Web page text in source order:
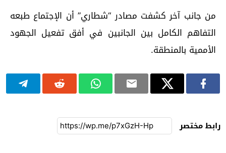
من جانب آخر كشفت مصادر “شطاري” أن الإجتماع طبعه
التفاهم الكامل بين الجانبين في أفق تفعيل الجهود
الأممية بالمنطقة.
رابط مختصر